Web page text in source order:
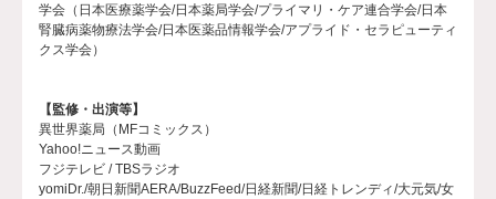
学会（日本医療薬学会/日本薬局学会/プライマリ・ケア連合学会/日本
腎臓病薬物療法学会/日本医薬品情報学会/アプライド・セラピューティ
クス学会）
【監修・出演等】
異世界薬局（MFコミックス）
Yahoo!ニュース動画
フジテレビ / TBSラジオ
yomiDr./朝日新聞AERA/BuzzFeed/日経新聞/日経トレンディ/大元気/女